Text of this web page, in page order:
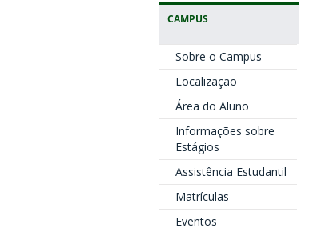
CAMPUS
Sobre o Campus
Localização
Área do Aluno
Informações sobre
Estágios
Assistência Estudantil
Matrículas
Eventos